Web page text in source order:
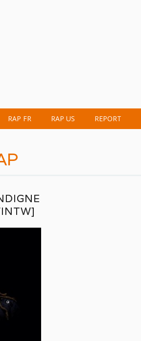
RAP FR RAP US REPORT